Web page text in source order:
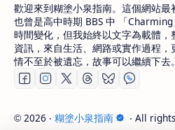
歡迎來到糊塗小泉指南。這個網站最
也曾是高中時期 BBS 中 「
時間變化，但我始終以文字為載體
資訊，來自生活、網路或實作過程
情不至於被遺忘，故事可以繼續下去。
© 2026 ‧ 糊塗小泉指南 ‧ All